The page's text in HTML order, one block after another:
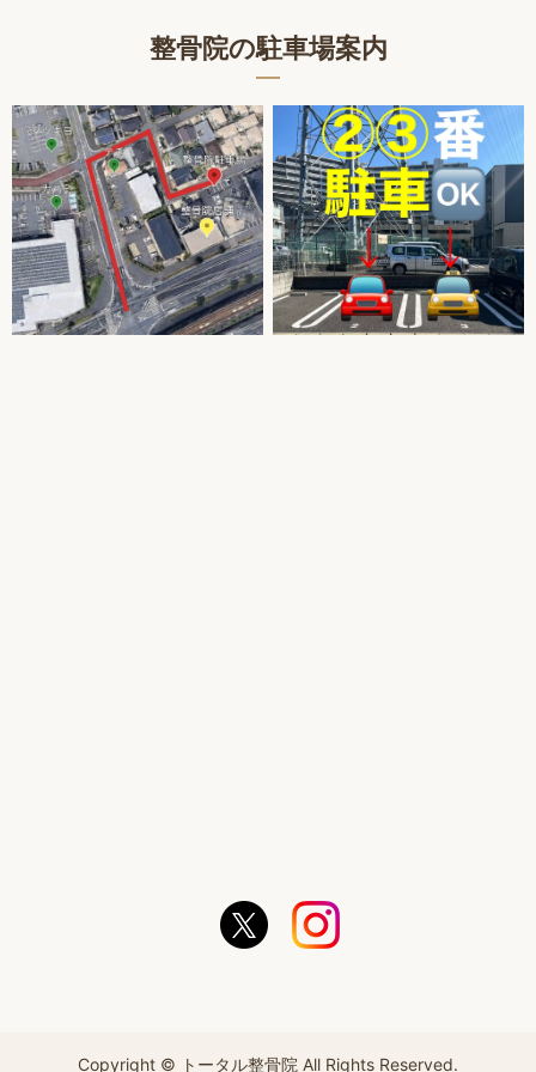
整骨院の駐車場案内
Copyright © トータル整骨院 All Rights Reserved.